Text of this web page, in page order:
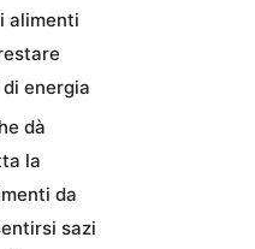
alimenti
energia
dà
la
da
sazi